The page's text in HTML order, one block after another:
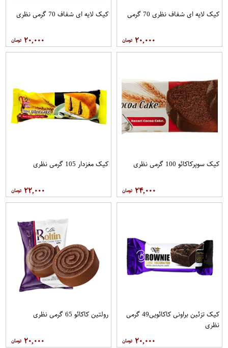
کیک لایه ای شفاف نظری 70 گرمی
۲۰,۰۰۰
کیک لایه ای شفاف 70 گرمی نظری
۲۰,۰۰۰
کیک سوپرکاکائو 100 گرمی نظری
۲۴,۰۰۰
کیک مغزدار 105 گرمی نظری
۲۲,۰۰۰
کیک تزئین براونی کاکائویی49 گرمی
نظری
۲۰,۰۰۰
رولتین کاکائو 65 گرمی نظری
۲۰,۰۰۰